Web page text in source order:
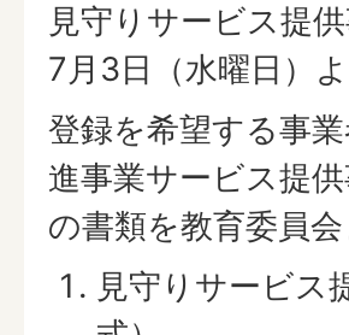
見守りサービス提
7月3日（水曜日）
登録を希望する事
進事業サービス提
の書類を教育委員
見守りサービス